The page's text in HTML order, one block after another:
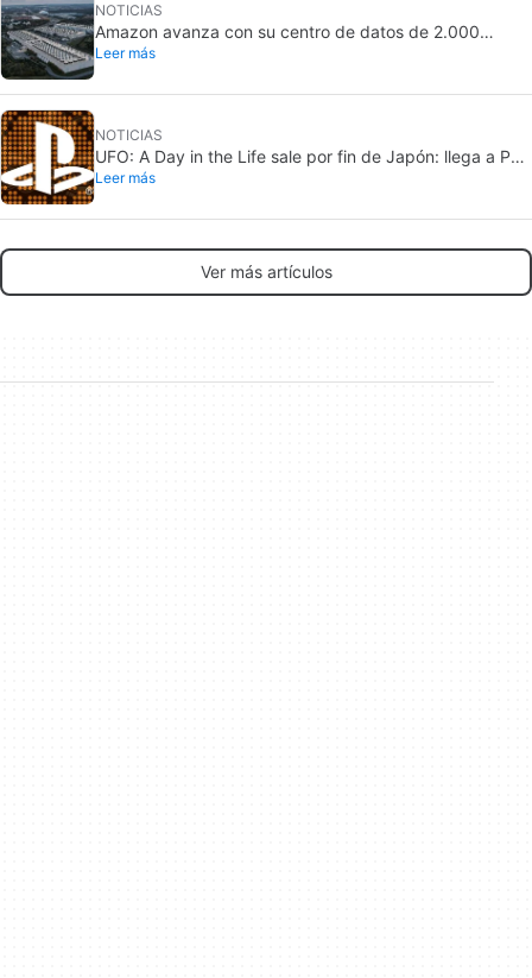
NOTICIAS
Amazon avanza con su centro de datos de 2.000
millones en California: crece la oposición local
Leer más
NOTICIAS
UFO: A Day in the Life sale por fin de Japón: llega a PS5
y Nintendo Switch 2
Leer más
Ver más artículos